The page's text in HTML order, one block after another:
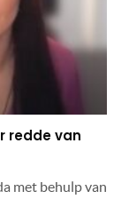
redde van
met behulp van